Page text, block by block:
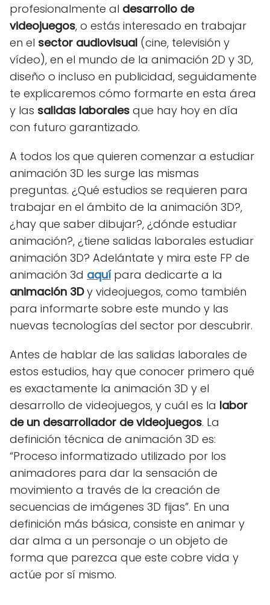
profesionalmente al desarrollo de
videojuegos, o estás interesado en trabajar
en el sector audiovisual (cine, televisión y
vídeo), en el mundo de la animación 2D y 3D,
diseño o incluso en publicidad, seguidamente
te explicaremos cómo formarte en esta área
y las salidas laborales que hay hoy en día
con futuro garantizado.
A todos los que quieren comenzar a estudiar
animación 3D les surge las mismas
preguntas. ¿Qué estudios se requieren para
trabajar en el ámbito de la animación 3D?,
¿hay que saber dibujar?, ¿dónde estudiar
animación?, ¿tiene salidas laborales estudiar
animación 3D? Adelántate y mira este FP de
animación 3d aquípara dedicarte a la
animación 3Dy videojuegos, como también
para informarte sobre este mundo y las
nuevas tecnologías del sector por descubrir.
Antes de hablar de las salidas laborales de
estos estudios, hay que conocer primero qué
es exactamente la animación 3D y el
desarrollo de videojuegos, y cuál es la labor
de un desarrollador de videojuegos. La
definición técnica de animación 3D es:
“Proceso informatizado utilizado por los
animadores para dar la sensación de
movimiento a través de la creación de
secuencias de imágenes 3D fijas”. En una
definición más básica, consiste en animar y
dar alma a un personaje o un objeto de
forma que parezca que este cobre vida y
actúe por sí mismo.